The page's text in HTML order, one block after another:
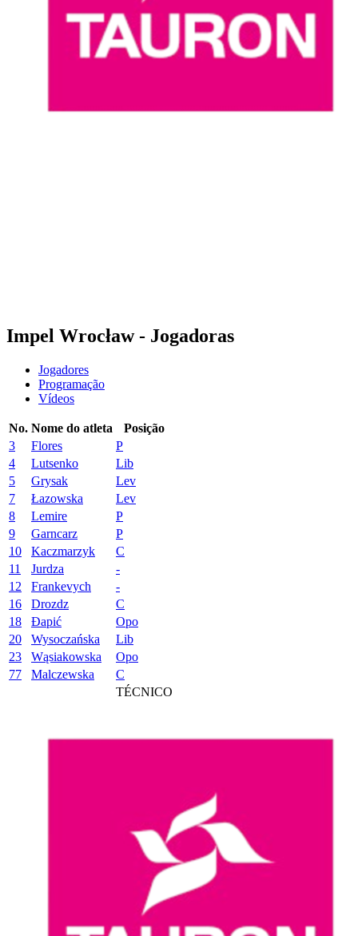
Impel Wrocław - Jogadoras
Jogadores
Programação
Vídeos
No. Nome do atleta
Posição
3
Flores
P
4
Lutsenko
Lib
5
Grysak
Lev
7
Łazowska
Lev
8
Lemire
P
9
Garncarz
P
10
Kaczmarzyk
C
11
Jurdza
-
12
Frankevych
-
16
Drozdz
C
18
Đapić
Opo
20
Wysoczańska
Lib
23
Wąsiakowska
Opo
77
Malczewska
C
TÉCNICO